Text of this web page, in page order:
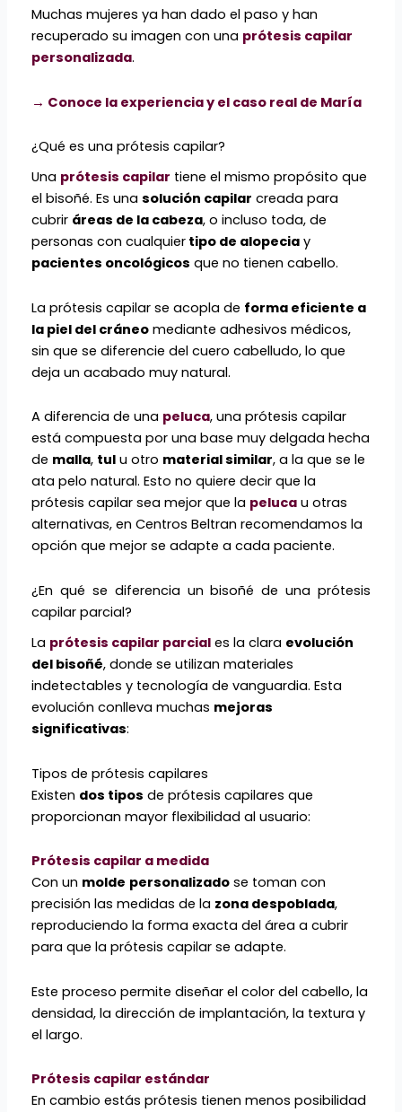
Muchas mujeres ya han dado el paso y han
recuperado su imagen con una prótesis capilar
personalizada.
→ Conoce la experiencia y el caso real de María
¿Qué es una prótesis capilar?
Una prótesis capilar tiene el mismo propósito que
el bisoñé. Es unasolución capilar creada para
cubrir áreas de la cabeza, o incluso toda, de
personas con cualquier tipo de alopecia y
pacientes oncológicos que no tienen cabello.
La prótesis capilar se acopla de forma eficiente a
la piel del cráneo mediante adhesivos médicos,
sin que se diferencie del cuero cabelludo, lo que
deja un acabado muy natural.
A diferencia de una peluca, una prótesis capilar
está compuesta por una base muy delgada hecha
de malla, tul u otro material similar, a la que se le
ata pelo natural. Esto no quiere decir que la
prótesis capilar sea mejor que la peluca u otras
alternativas, en Centros Beltran recomendamos la
opción que mejor se adapte a cada paciente.
¿En qué se diferencia un bisoñé de una prótesis
capilar parcial?
La prótesis capilar parcial es la clara evolución
del bisoñé, donde se utilizan materiales
indetectables y tecnología de vanguardia. Esta
evolución conlleva muchas mejoras
significativas:
Tipos de prótesis capilares
Existen dos tipos de prótesis capilares que
proporcionan mayor flexibilidad al usuario:
Prótesis capilar a medida
Con un molde personalizado se toman con
precisión las medidas de la zona despoblada,
reproduciendo la forma exacta del área a cubrir
para que la prótesis capilar se adapte.
Este proceso permite diseñar el color del cabello, la
densidad, la dirección de implantación, la textura y
el largo.
Prótesis capilar estándar
En cambio estás prótesis tienen menos posibilidad